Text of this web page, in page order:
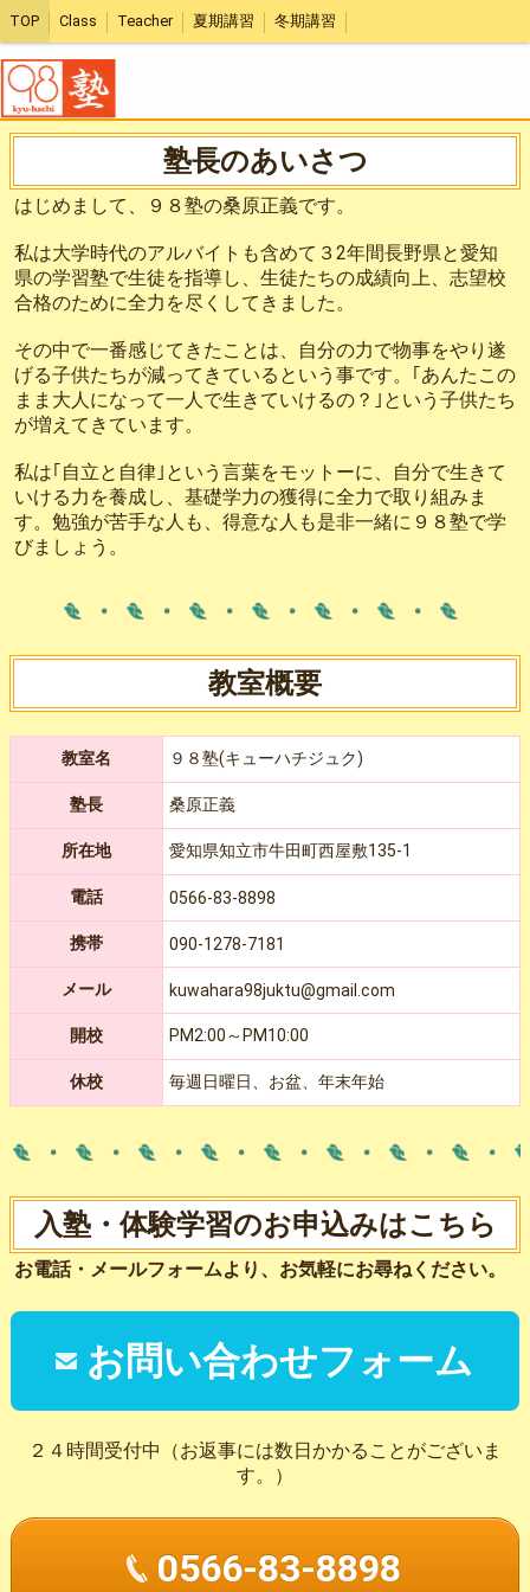
TOP Class Teacher 夏期講習 冬期講習
塾長のあいさつ
はじめまして、９８塾の桑原正義です。
私は大学時代のアルバイトも含めて３2年間長野県と愛知
県の学習塾で生徒を指導し、生徒たちの成績向上、志望校
合格のために全力を尽くしてきました。
その中で一番感じてきたことは、自分の力で物事をやり遂
げる子供たちが減ってきているという事です。｢あんたこの
まま大人になって一人で生きていけるの？｣という子供たち
が増えてきています。
私は｢自立と自律｣という言葉をモットーに、自分で生きて
いける力を養成し、基礎学力の獲得に全力で取り組みま
す。勉強が苦手な人も、得意な人も是非一緒に９８塾で学
びましょう。
教室概要
教室名 ９８塾(キューハチジュク)
塾長 桑原正義
所在地 愛知県知立市牛田町西屋敷135-1
電話 0566-83-8898
携帯 090-1278-7181
メール kuwahara98juktu@gmail.com
開校 PM2:00～PM10:00
休校 毎週日曜日、お盆、年末年始
入塾・体験学習のお申込みはこちら
お電話・メールフォームより、お気軽にお尋ねください。
お問い合わせフォーム
２４時間受付中（お返事には数日かかることがございま
す。）
0566-83-8898